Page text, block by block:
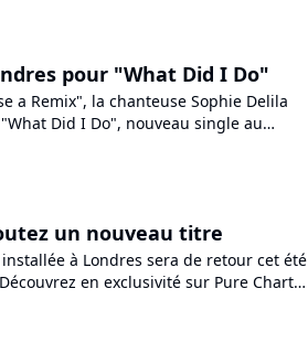
pour "What Did I Do"
a Remix", la chanteuse Sophie Delila
Did I Do", nouveau single au
un nouveau titre
à Londres sera de retour cet été
en exclusivité sur Pure Charts